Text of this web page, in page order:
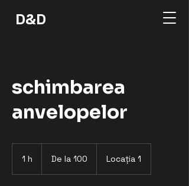
D&D
schimbarea
anvelopelor
1 h
100De la 100 Locația 1